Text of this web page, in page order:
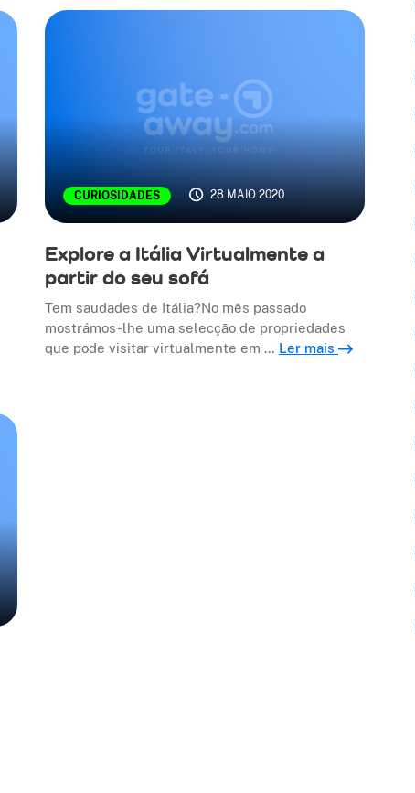
CURIOSIDADES 28 MAIO 2020
Explore a Itália Virtualmente a
partir do seu sofá
Tem saudades de Itália?No mês passado
mostrámos-lhe uma selecção de propriedades
que pode visitar virtualmente em … Ler mais